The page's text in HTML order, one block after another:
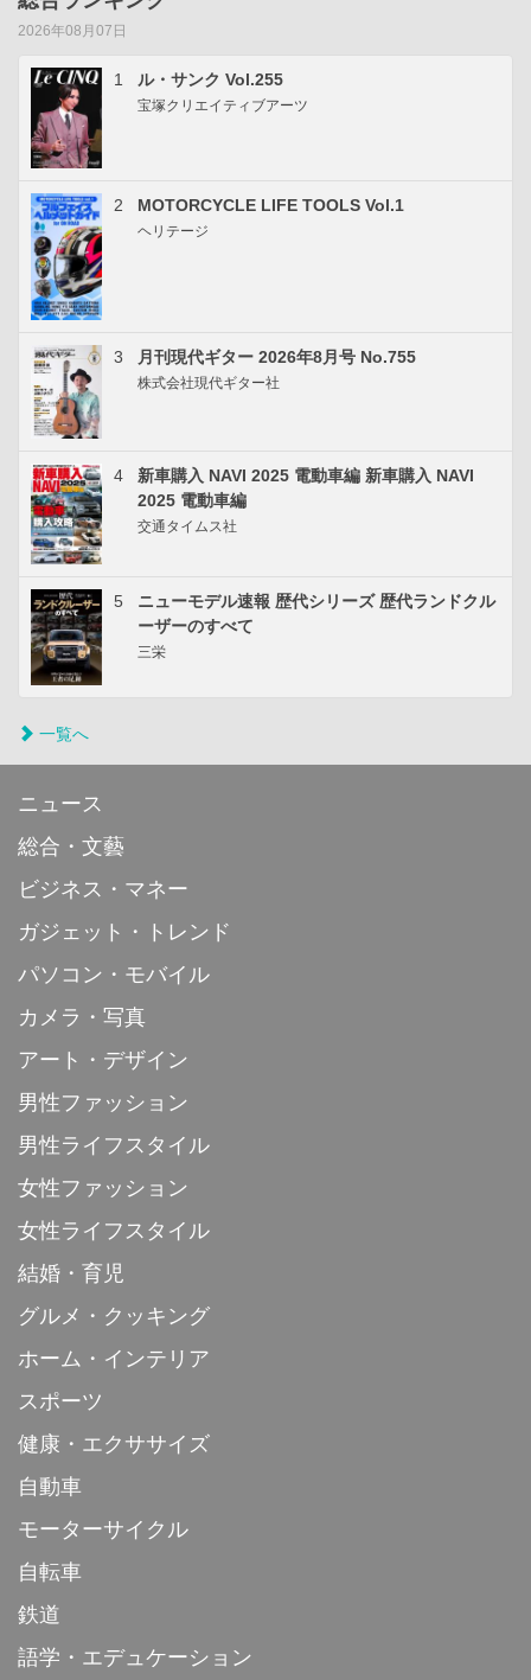
2026年08月07日
1 ル・サンク Vol.255
宝塚クリエイティブアーツ
2 MOTORCYCLE LIFE TOOLS Vol.1
ヘリテージ
3 月刊現代ギター 2026年8月号 No.755
株式会社現代ギター社
4
新車購入 NAVI 2025 電動車編 新車購入 NAVI
2025 電動車編
交通タイムス社
5
ニューモデル速報 歴代シリーズ 歴代ランドクル
ーザーのすべて
三栄
一覧へ
ニュース
総合・文藝
ビジネス・マネー
ガジェット・トレンド
パソコン・モバイル
カメラ・写真
アート・デザイン
男性ファッション
男性ライフスタイル
女性ファッション
女性ライフスタイル
結婚・育児
グルメ・クッキング
ホーム・インテリア
スポーツ
健康・エクササイズ
自動車
モーターサイクル
自転車
鉄道
語学・エデュケーション